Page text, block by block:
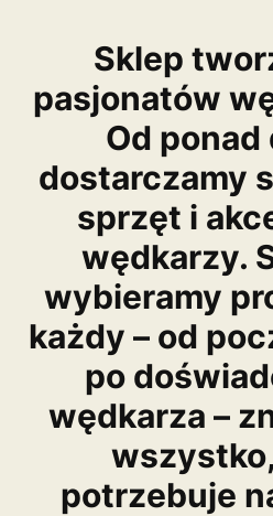
Sklep
pasjonatów
Od ponad
dostarczamy
sprzęt i
wędkarzy.
wybieramy
każdy – od
po
wędkarza –
potrzebuje